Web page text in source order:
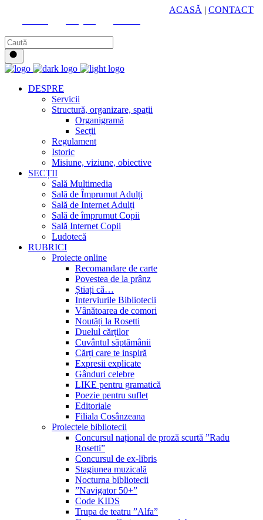
ACASĂ | CONTACT
DESPRE
Servicii
Structură, organizare, spații
Organigramă
Secții
Regulament
Istoric
Misiune, viziune, obiective
SECȚII
Sală Multimedia
Sală de Împrumut Adulți
Sală de Internet Adulți
Sală de împrumut Copii
Sală Internet Copii
Ludotecă
RUBRICI
Proiecte online
Recomandare de carte
Povestea de la prânz
Știați că…
Interviurile Bibliotecii
Vânătoarea de comori
Noutăți la Rosetti
Duelul cărților
Cuvântul săptămânii
Cărți care te inspiră
Expresii explicate
Gânduri celebre
LIKE pentru gramatică
Poezie pentru suflet
Editoriale
Filiala Cosânzeana
Proiectele bibliotecii
Concursul național de proză scurtă ”Radu
Rosetti”
Concursul de ex-libris
Stagiunea muzicală
Nocturna bibliotecii
”Navigator 50+”
Code KIDS
Trupa de teatru ”Alfa”